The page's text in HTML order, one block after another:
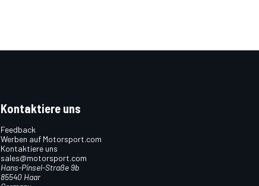
Kontaktiere uns
Feedback
Werben auf Motorsport.com
Kontaktiere uns
sales@motorsport.com
Hans-Pinsel-Straße 9b
85540 Haar